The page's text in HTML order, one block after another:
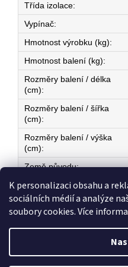
K personalizaci obsahu a
sociálních médií a analýze
soubory cookies. Více
Třída izolace:
Vypínač:
Hmotnost výrobku (kg):
Hmotnost balení (kg):
Rozměry balení / délka
(cm):
Rozměry balení / šířka
(cm):
Rozměry balení / výška
(cm):
Země původu: